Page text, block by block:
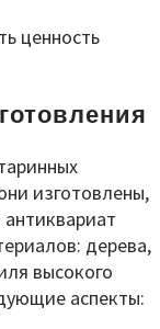
изготовлены,
дерева,
высокого
аспекты: